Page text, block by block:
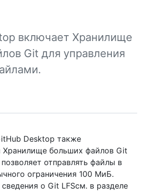
включает Хранилище
Git для управления
Desktop также
Хранилище больших файлов Git
отправлять файлы в
ограничения 100 МиБ.
о Git LFSсм. в разделе